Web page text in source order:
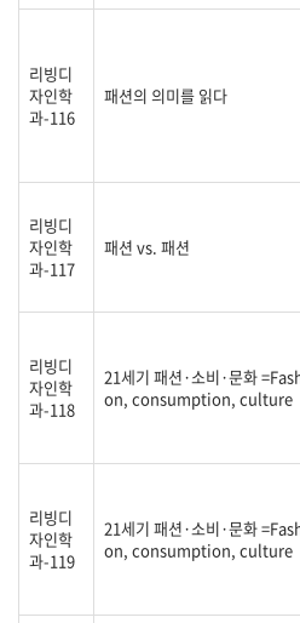
리빙디
자인학
과-116
패션의 의미를 읽다
리빙디
자인학
과-117
패션 vs. 패션
리빙디
자인학
과-118
21세기 패션·소비·문화
on, consumption, culture
리빙디
자인학
과-119
21세기 패션·소비·문화
on, consumption, culture